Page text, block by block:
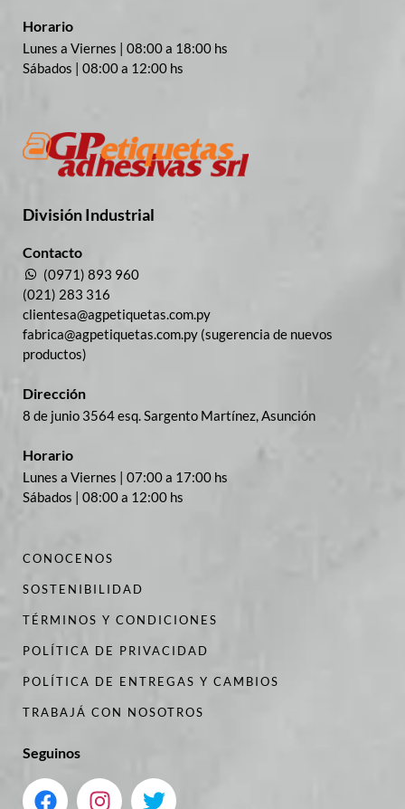
Horario
Lunes a Viernes | 08:00 a 18:00 hs
Sábados | 08:00 a 12:00 hs
División Industrial​
Contacto
(0971) 893 960
(021) 283 316
clientesa@agpetiquetas.com.py
fabrica@agpetiquetas.com.py (sugerencia de nuevos
productos)
Dirección
8 de junio 3564 esq. Sargento Martínez, Asunción
Horario
Lunes a Viernes | 07:00 a 17:00 hs
Sábados | 08:00 a 12:00 hs
CONOCENOS
SOSTENIBILIDAD
TÉRMINOS Y CONDICIONES
POLÍTICA DE PRIVACIDAD
POLÍTICA DE ENTREGAS Y CAMBIOS
TRABAJÁ CON NOSOTROS
Seguinos